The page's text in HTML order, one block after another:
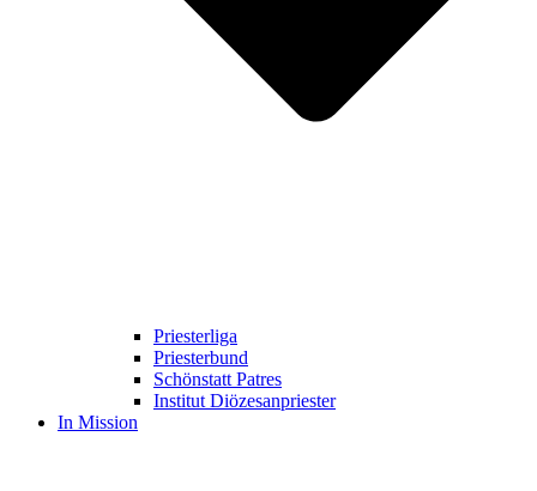
Priesterliga
Priesterbund
Schönstatt Patres
Institut Diözesanpriester
In Mission